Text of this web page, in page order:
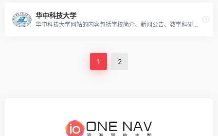
华中科技大学
华中科技大学网站的内容包括学校简介、新闻公告、教学科研、学生生活、校园文化等方面。
1 2